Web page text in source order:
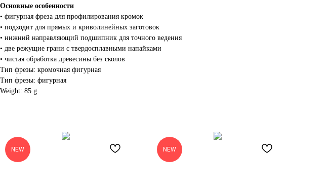
Основные особенности
• фигурная фреза для профилирования кромок
• подходит для прямых и криволинейных заготовок
• нижний направляющий подшипник для точного ведения
• две режущие грани с твердосплавными напайками
• чистая обработка древесины без сколов
Тип фрезы: кромочная фигурная
Тип фрезы: фигурная
Weight: 85 g
NEW NEW